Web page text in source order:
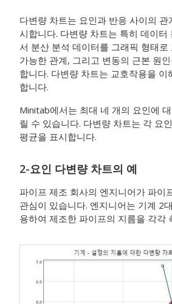
다변량 차트는 요인과 반응 사이의 관
시합니다. 다변량 차트는 특히 데이터
서 분산 분석 데이터를 그래픽 형태
가능한 관계, 그리고 변동의 근본 원
합니다. 다변량 차트는 교호작용을 이
합니다.
Minitab에서는 최대 네 개의 요인에
릴 수 있습니다. 다변량 차트는 각 요
평균을 표시합니다.
2-요인 다변량 차트의 예
파이프 제조 회사의 엔지니어가 파이
관심이 있습니다. 엔지니어는 기계 2
용하여 제조한 파이프의 지름을 각각